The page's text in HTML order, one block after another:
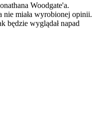
Woodgate'a.
nie miała wyrobionej opinii.
będzie wyglądał napad